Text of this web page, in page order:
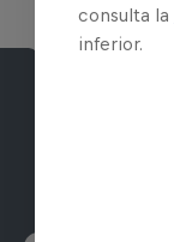
consulta la
inferior.